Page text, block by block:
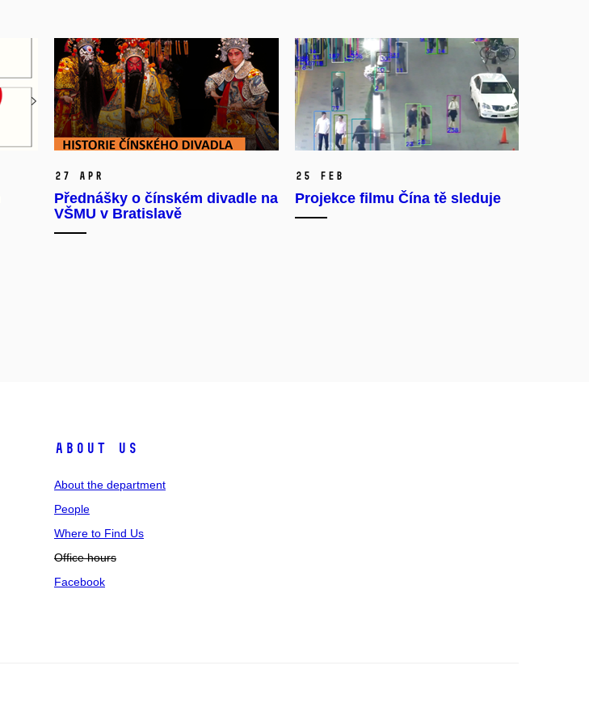
27 Apr
Přednášky o čínském divadle na
VŠMU v Bratislavě
25 Feb
Projekce filmu Čína tě sleduje
About us
About the department
People
Where to Find Us
Office hours
Facebook